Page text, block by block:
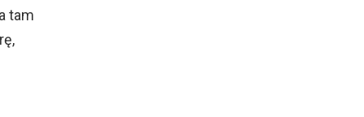
tam